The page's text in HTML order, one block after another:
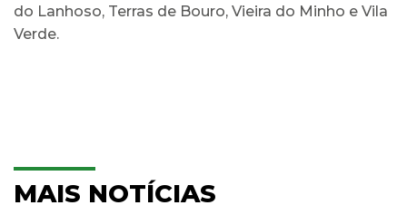
do Lanhoso, Terras de Bouro, Vieira do Minho e Vila
Verde.
MAIS NOTÍCIAS